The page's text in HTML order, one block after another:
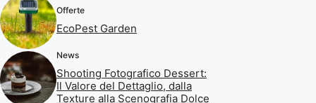
Offerte
EcoPest Garden
News
Shooting Fotografico Dessert:
Il Valore del Dettaglio, dalla
Texture alla Scenografia Dolce